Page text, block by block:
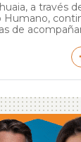
a través
Humano,
de